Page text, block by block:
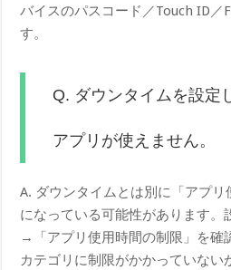
バイスのパスコード／Touch ID／
す。
Q. ダウンタイムを設定
アプリが使えません。
A. ダウンタイムとは別に「アプ
になっている可能性があります
→「アプリ使用時間の制限」を確
カテゴリに制限がかかっていない